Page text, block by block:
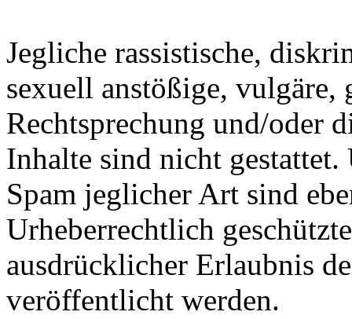
Jegliche rassistische,
sexuell anstößige, vulgäre,
Rechtsprechung und/oder
Inhalte sind nicht
Spam jeglicher Art sind
Urheberrechtlich
ausdrücklicher Erlaubnis
veröffentlicht werden.